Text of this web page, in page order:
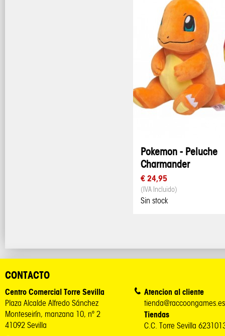
Pokemon - Peluche
Charmander
€ 24,95
(IVA Incluido)
Sin stock
CONTACTO
Centro Comercial Torre Sevilla
Plaza Alcalde Alfredo Sánchez
Monteseirín, manzana 10, nº 2
41092 Sevilla
Atencion al cliente
tienda@raccoongames.es
Tiendas
C.C. Torre Sevilla